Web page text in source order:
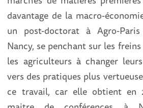
davantage de la macro-
un post-doctorat à Agro-
Nancy, se penchant sur les
les agriculteurs à changer
vers des pratiques plus
ce travail, car elle obtient en